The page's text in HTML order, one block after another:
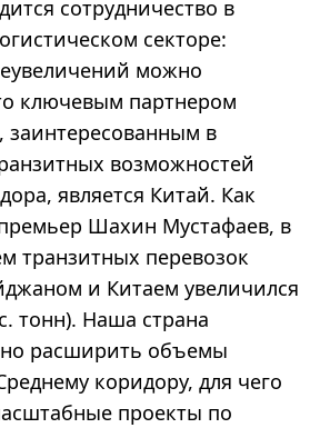
сотрудничество в
секторе:
можно
ключевым партнером
заинтересованным в
возможностей
является Китай. Как
Шахин Мустафаев, в
транзитных перевозок
и Китаем увеличился
тонн). Наша страна
расширить объемы
коридору, для чего
проекты по